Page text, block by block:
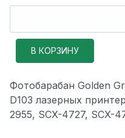
Фотобарабан Golden
D103 лазерных
2955, SCX-4727, SCX-